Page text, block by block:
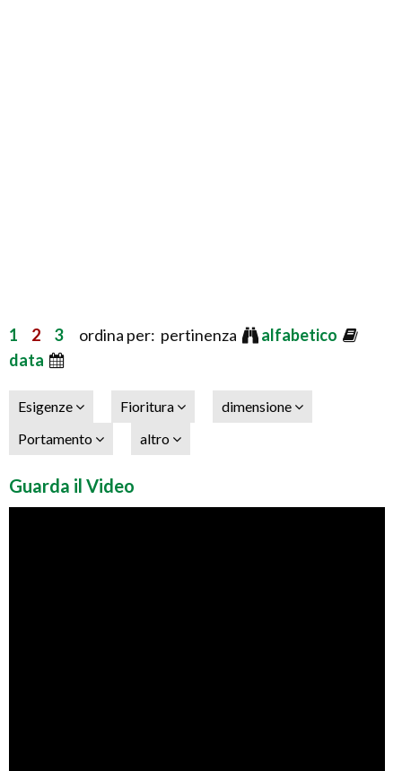
1 2 3ordina per: pertinenza
alfabetico
data
Esigenze Fioritura
dimensione
Portamento
altro
Guarda il Video